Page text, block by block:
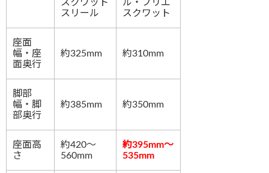
スクワット
スリール
ル・プリエ
スクワット
座面
幅・座
面奥行
約325mm 約310mm
脚部
幅・脚
部奥行
約385mm 約350mm
座面高
さ
約420～
560mm
約395mm～
535mm